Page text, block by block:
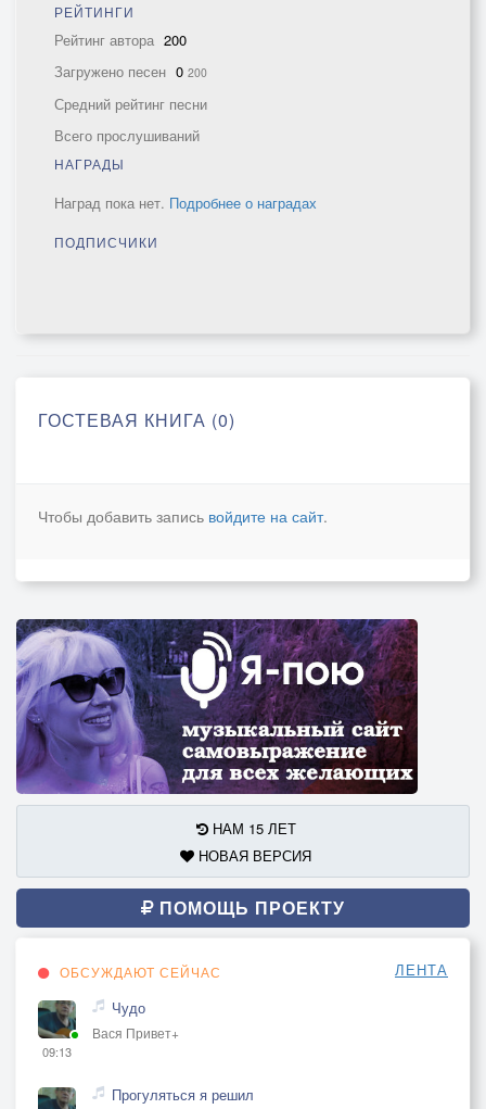
РЕЙТИНГИ
Рейтинг автора 200
Загружено песен 0 200
Средний рейтинг песни
Всего прослушиваний
НАГРАДЫ
Наград пока нет. Подробнее о наградах
ПОДПИСЧИКИ
ГОСТЕВАЯ КНИГА (0)
Чтобы добавить запись войдите на сайт.
НАМ 15 ЛЕТ
НОВАЯ ВЕРСИЯ
ПОМОЩЬ ПРОЕКТУ
ОБСУЖДАЮТ СЕЙЧАС ЛЕНТА
09:13
Чудо
Вася Привет+
Прогуляться я решил